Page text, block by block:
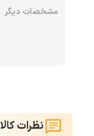
مشخصات دیگر
نظرات کالا